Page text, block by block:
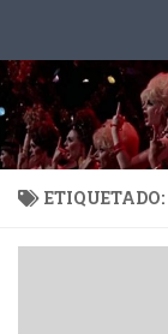
ETIQUETADO: